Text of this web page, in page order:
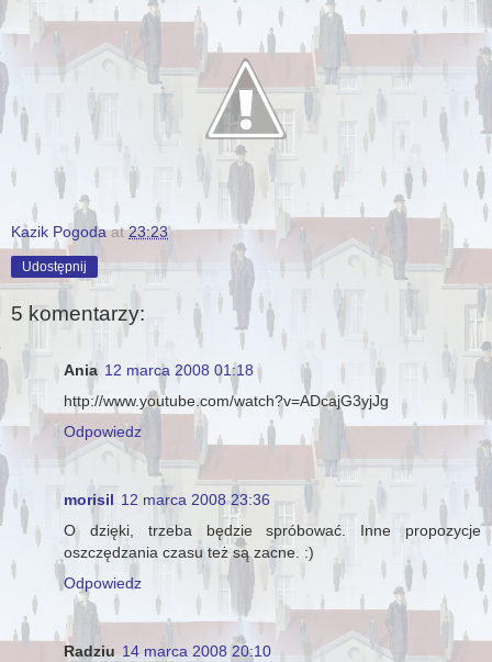
Kazik Pogoda at23:23
Udostępnij
5 komentarzy:
Ania 12 marca 2008 01:18
http://www.youtube.com/watch?v=ADcajG3yjJg
Odpowiedz
morisil 12 marca 2008 23:36
O dzięki, trzeba będzie spróbować. Inne propozycje
oszczędzania czasu też są zacne. :)
Odpowiedz
Radziu 14 marca 2008 20:10